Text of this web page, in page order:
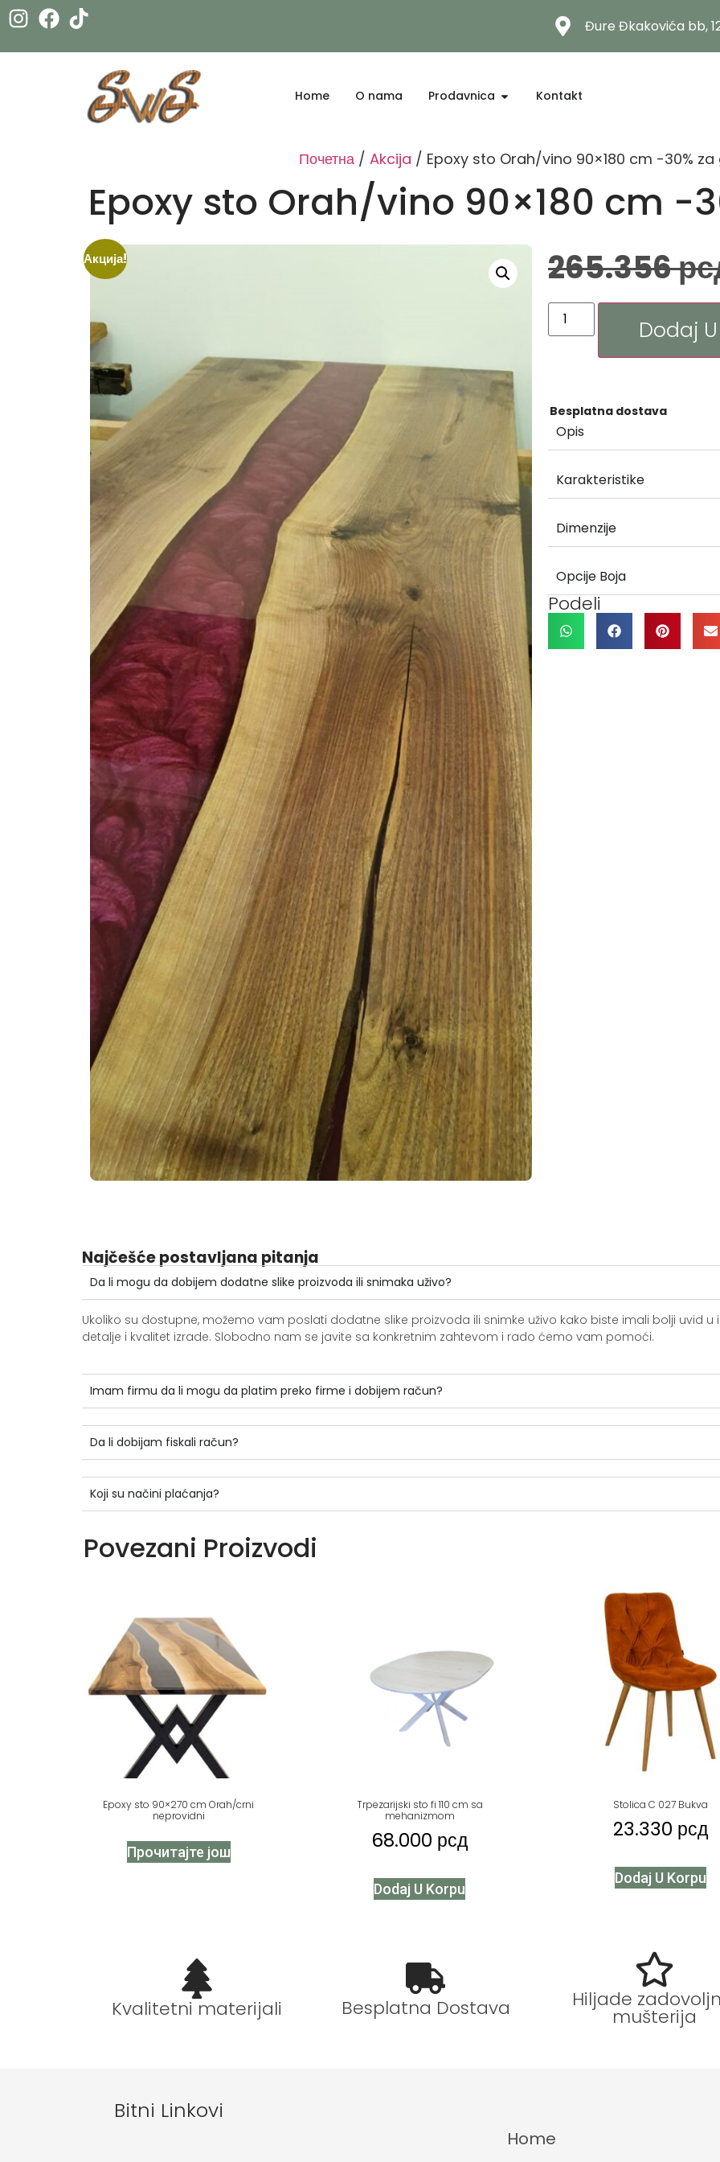
Đure Đkakovića bb,
Home O nama Prodavnica Kontakt
Почетна/ Akcija / Epoxy sto Orah/vino 90×180 cm -30%
Epoxy sto Orah/vino 90×180 cm -
Акција! 265.356
Dodaj
Besplatna dostava
Opis
Karakteristike
Dimenzije
Opcije Boja
Podeli
Najčešće postavljana pitanja
Da li mogu da dobijem dodatne slike proizvoda ili snimaka uživo?
Ukoliko su dostupne, možemo vam poslati dodatne slike proizvoda ili snimke uživo kako biste imali bolji uvid u
detalje i kvalitet izrade. Slobodno nam se javite sa konkretnim zahtevom i rado ćemo vam pomoći.
Imam firmu da li mogu da platim preko firme i dobijem račun?
Da li dobijam fiskali račun?
Koji su načini plaćanja?
Povezani Proizvodi
Epoxy sto 90×270 cm Orah/crni
neprovidni
Прочитајте још
Trpezarijski sto fi 110 cm sa
mehanizmom
68.000 рсд
Dodaj U Korpu
Stolica C 027 Bukva
23.330 рсд
Dodaj U Korpu
Kvalitetni materijali Besplatna Dostava Hiljade
mušterija
Bitni Linkovi
Home